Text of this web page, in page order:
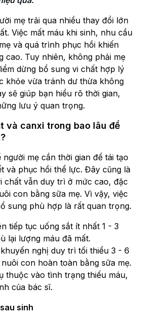
mẹ trải qua nhiều thay đổi lớn
Việc mất máu khi sinh, nhu cầu
và quá trình phục hồi khiến
cao. Tuy nhiên, không phải mẹ
dừng bổ sung vi chất hợp lý
khỏe vừa tránh dư thừa không
sẽ giúp bạn hiểu rõ thời gian,
lưu ý quan trọng.
và canxi trong bao lâu để
mẹ cần thời gian để tái tạo
và phục hồi thể lực. Đây cũng là
chất vẫn duy trì ở mức cao, đặc
con bằng sữa mẹ. Vì vậy, việc
sung phù hợp là rất quan trọng.
tiếp tục uống sắt ít nhất 1 - 3
lại lượng máu đã mất.
nghị duy trì tối thiểu 3 - 6
con hoàn toàn bằng sữa mẹ.
thuộc vào tình trạng thiếu máu,
của bác sĩ.
sinh